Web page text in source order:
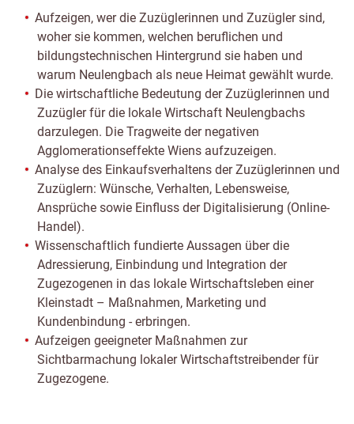
Aufzeigen, wer die Zuzüglerinnen und Zuzügler sind,
woher sie kommen, welchen beruflichen und
bildungstechnischen Hintergrund sie haben und
warum Neulengbach als neue Heimat gewählt wurde.
Die wirtschaftliche Bedeutung der Zuzüglerinnen und
Zuzügler für die lokale Wirtschaft Neulengbachs
darzulegen. Die Tragweite der negativen
Agglomerationseffekte Wiens aufzuzeigen.
Analyse des Einkaufsverhaltens der Zuzüglerinnen und
Zuzüglern: Wünsche, Verhalten, Lebensweise,
Ansprüche sowie Einfluss der Digitalisierung (Online-
Handel).
Wissenschaftlich fundierte Aussagen über die
Adressierung, Einbindung und Integration der
Zugezogenen in das lokale Wirtschaftsleben einer
Kleinstadt – Maßnahmen, Marketing und
Kundenbindung - erbringen.
Aufzeigen geeigneter Maßnahmen zur
Sichtbarmachung lokaler Wirtschaftstreibender für
Zugezogene.